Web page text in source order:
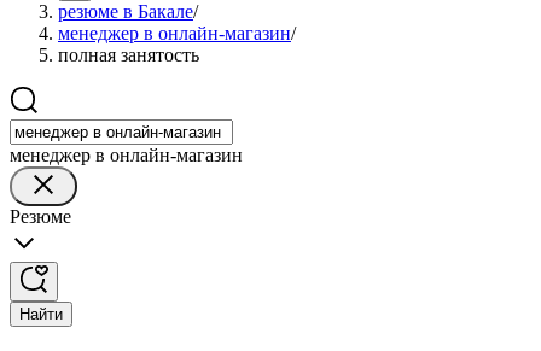
резюме в Бакале/
менеджер в онлайн-магазин/
полная занятость
менеджер в онлайн-магазин
Резюме
Найти